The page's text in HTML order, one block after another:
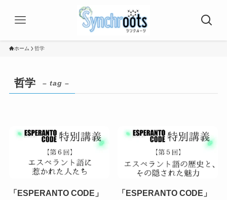
ホーム 哲学
哲学 – tag –
「ESPERANTO CODE」
「ESPERANTO CODE」